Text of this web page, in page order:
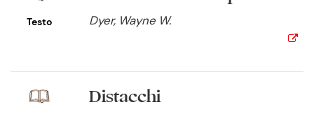
Testo Dyer, Wayne W.
Distacchi